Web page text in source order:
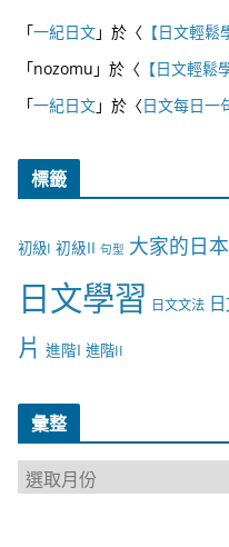
「一紀日文」於〈 【日文輕
「nozomu 」於〈 【日文輕鬆
「一紀日文」於〈日文每日一
標籤
初級I 初級II 句型 大家的日
日文學習 日文文法
片 進階I 進階II
彙整
彙
整